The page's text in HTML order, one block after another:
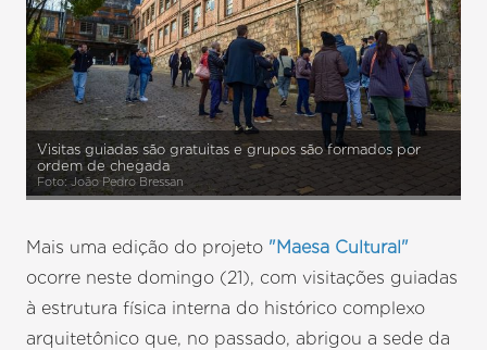
Visitas guiadas são gratuitas e grupos são formados por
ordem de chegada
Foto: João Pedro Bressan
Mais uma edição do projeto "Maesa Cultural"
ocorre neste domingo (21), com visitações guiadas
à estrutura física interna do histórico complexo
arquitetônico que, no passado, abrigou a sede da